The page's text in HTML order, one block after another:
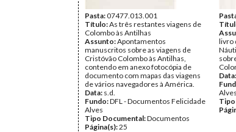
Pasta:07477.013.001
Título:As três restantes viagens de
Colombo às Antilhas
Assunto:Apontamentos
manuscritos sobre as viagens de
Cristóvão Colombo às Antilhas,
contendo em anexo fotocópia de
documento com mapas das viagens
de vários navegadores à América.
Data: s.d.
Fundo:DFL - Documentos Felicidade
Alves
Tipo Documental:Documentos
Página(s):25
livro
Data:
Alves